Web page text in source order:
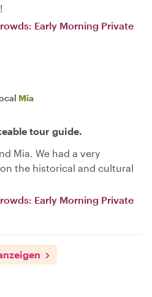
Early Morning Private
Mia
tour guide.
Mia. We had a very
the historical and cultural
Early Morning Private